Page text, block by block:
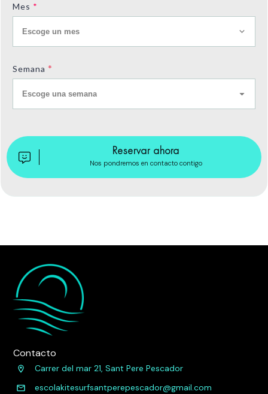
Mes *
Escoge un mes
Semana *
Escoge una semana
Reservar ahora
Nos pondremos en contacto contigo
Contacto
Carrer del mar 21, Sant Pere Pescador
escolakitesurfsantperepescador@gmail.com